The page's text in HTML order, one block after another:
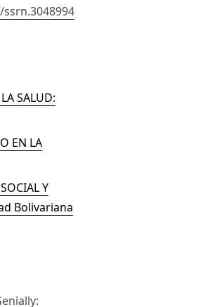
SALUD:
EN LA
Y
Bolivariana